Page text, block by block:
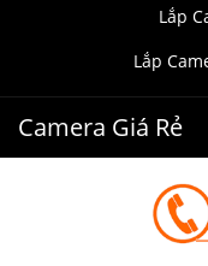
Lắp
Lắp
Camera Giá Rẻ